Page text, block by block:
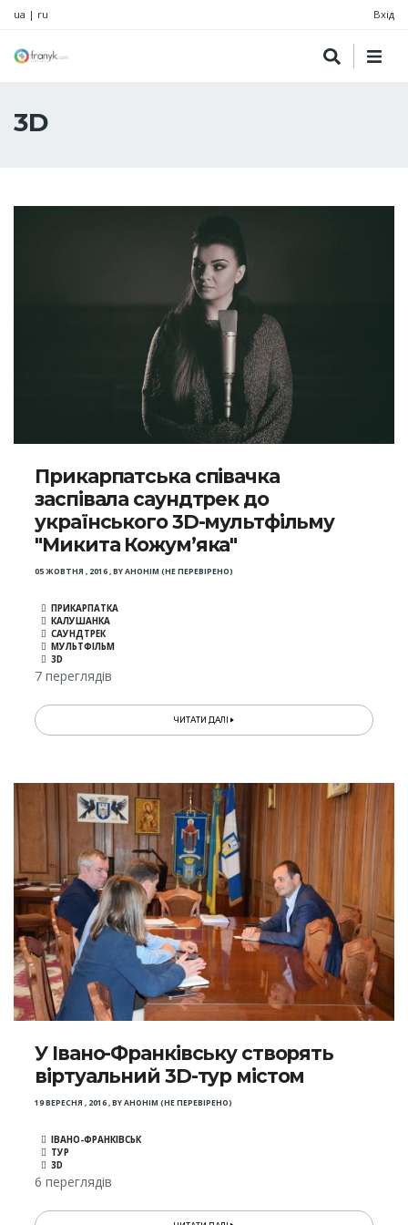
ua | ru Вхід
3D
Прикарпатська співачка
заспівала саундтрек до
українського 3D-мультфільму
"Микита Кожум’яка"
05 ЖОВТНЯ , 2016,BYАНОНІМ (НЕ ПЕРЕВІРЕНО)
ПРИКАРПАТКА
КАЛУШАНКА
САУНДТРЕК
МУЛЬТФІЛЬМ
3D
7 переглядів
ЧИТАТИ ДАЛІ
У Івано-Франківську створять
віртуальний 3D-тур містом
19 ВЕРЕСНЯ , 2016,BYАНОНІМ (НЕ ПЕРЕВІРЕНО)
ІВАНО-ФРАНКІВСЬК
ТУР
3D
6 переглядів